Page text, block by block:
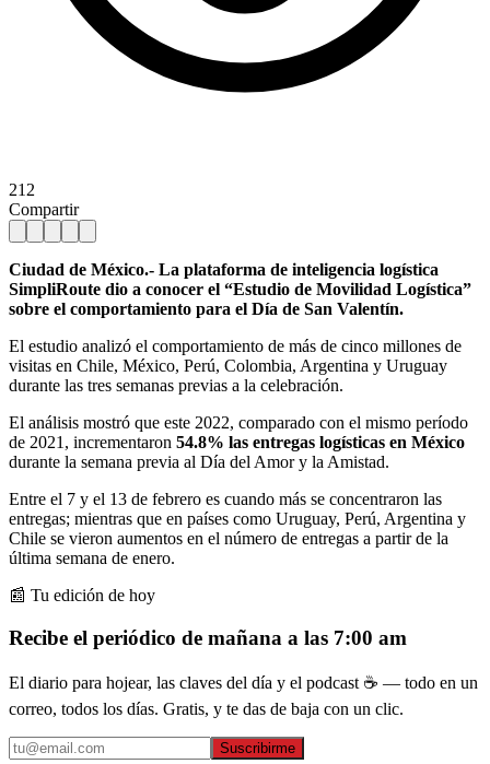
212
Compartir
Ciudad de México.- La plataforma de inteligencia logística
SimpliRoute dio a conocer el “Estudio de Movilidad Logística”
sobre el comportamiento para el Día de San Valentín.
El estudio analizó el comportamiento de más de cinco millones de
visitas en Chile, México, Perú, Colombia, Argentina y Uruguay
durante las tres semanas previas a la celebración.
El análisis mostró que este 2022, comparado con el mismo período
de 2021, incrementaron 54.8% las entregas logísticas en México
durante la semana previa al Día del Amor y la Amistad.
Entre el 7 y el 13 de febrero es cuando más se concentraron las
entregas; mientras que en países como Uruguay, Perú, Argentina y
Chile se vieron aumentos en el número de entregas a partir de la
última semana de enero.
📰 Tu edición de hoy
Recibe el periódico de mañana a las 7:00 am
El diario para hojear, las claves del día y el podcast ☕ — todo en un
correo, todos los días. Gratis, y te das de baja con un clic.
Suscribirme